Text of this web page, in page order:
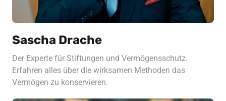
Sascha Drache
Der Experte für Stiftungen und Vermögensschutz.
Erfahren alles über die wirksamen Methoden das
Vermögen zu konservieren.